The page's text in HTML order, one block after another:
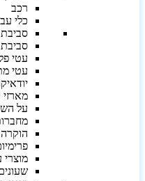
רכב
כלי
סביבת
עטי
עטי
על
הוקרה
מוצרי